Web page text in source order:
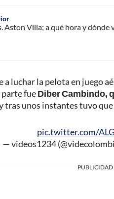
Aston Villa; a qué hora y
a luchar la pelota en juego
parte fueDiber Cambindo,
tras unos instantes tuvo
pic.twitter.com/
— videos1234
PUBLICIDAD